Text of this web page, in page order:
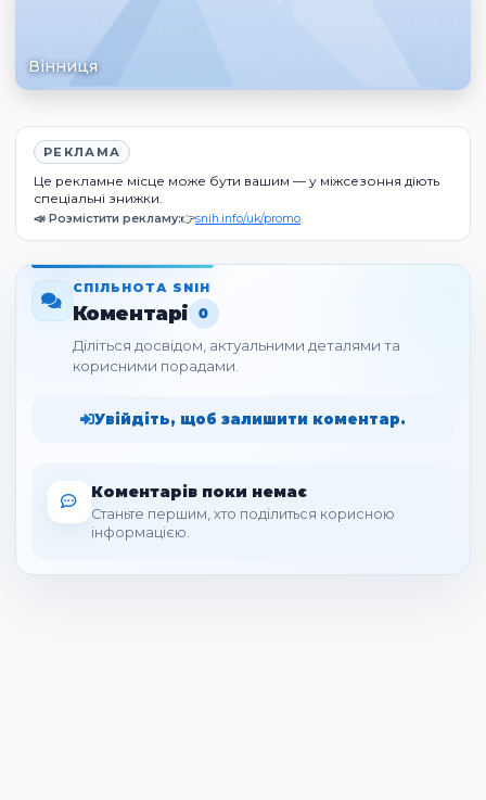
Вінниця
РЕКЛАМА
Це рекламне місце може бути вашим — у міжсезоння діють
спеціальні знижки.
📣 Розмістити рекламу:👉snih.info/uk/promo
СПІЛЬНОТА SNIH
Коментарі 0
Діліться досвідом, актуальними деталями та
корисними порадами.
Увійдіть, щоб залишити коментар.
Коментарів поки немає
Станьте першим, хто поділиться корисною
інформацією.